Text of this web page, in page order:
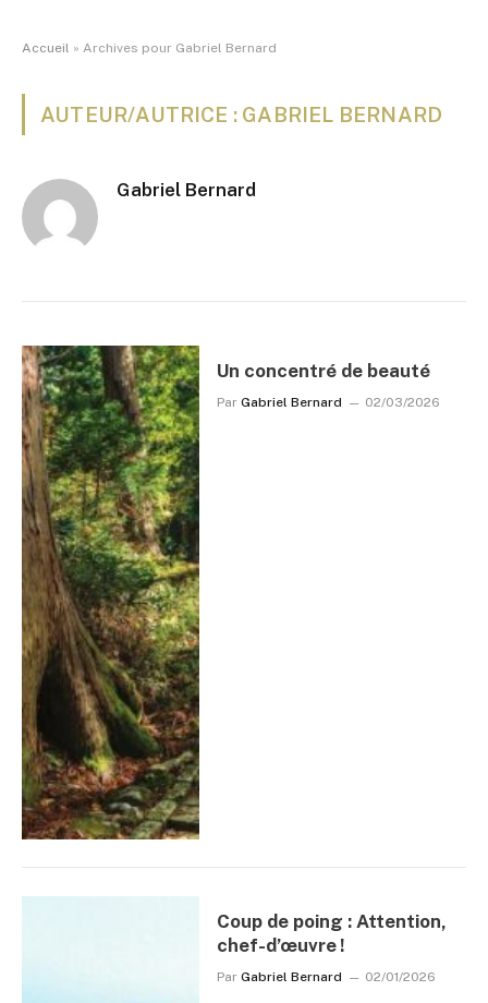
Accueil » Archives pour Gabriel Bernard
AUTEUR/AUTRICE : GABRIEL BERNARD
Gabriel Bernard
Un concentré de beauté
Par Gabriel Bernard 02/03/2026
Coup de poing : Attention,
chef-d’œuvre !
Par Gabriel Bernard 02/01/2026